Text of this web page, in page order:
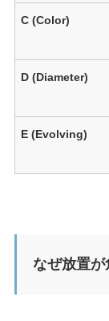
C (Color)
D (Diameter)
E (Evolving)
なぜ放置